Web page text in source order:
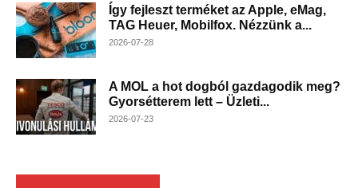
Így fejleszt terméket az Apple, eMag,
TAG Heuer, Mobilfox. Nézzünk a...
2026-07-28
A MOL a hot dogból gazdagodik meg?
Gyorsétterem lett – Üzleti...
2026-07-23